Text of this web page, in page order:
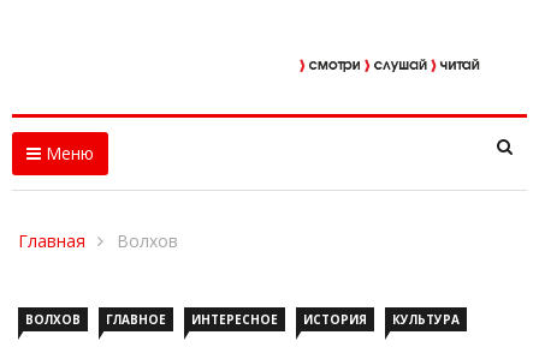
Меню
Главная Волхов
ВОЛХОВ ГЛАВНОЕ ИНТЕРЕСНОЕ ИСТОРИЯ КУЛЬТУРА